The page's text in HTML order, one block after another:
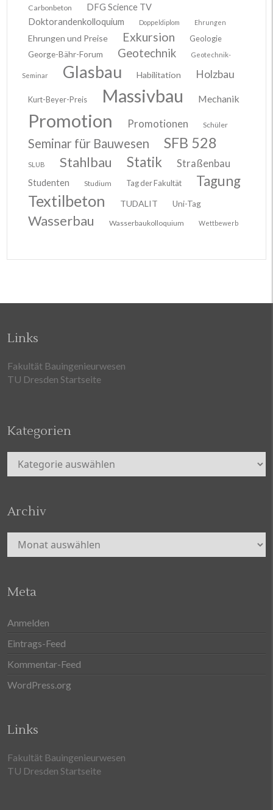
Carbonbeton
DFG Science TV
Doktorandenkolloquium
Doppeldiplom Ehrungen
Ehrungen und Preise Exkursion
Geologie
George-Bähr-Forum
Geotechnik Geotechnik-
Seminar Glasbau Habilitation Holzbau
Kurt-Beyer-Preis Massivbau Mechanik
Promotion Promotionen Schüler
Seminar für Bauwesen SFB 528
SLUB Stahlbau Statik Straßenbau
Studenten Studium Tag der Fakultät Tagung
Textilbeton TUDALIT Uni-Tag
Wasserbau Wasserbaukolloquium Wettbewerb
Links
Fakultät Bauingenieurwesen
TU Dresden Startseite
Kategorien
Kategorien
Archiv
Archiv
Meta
Anmelden
Eintrags-Feed
Kommentar-Feed
WordPress.org
Links
Fakultät Bauingenieurwesen
TU Dresden Startseite